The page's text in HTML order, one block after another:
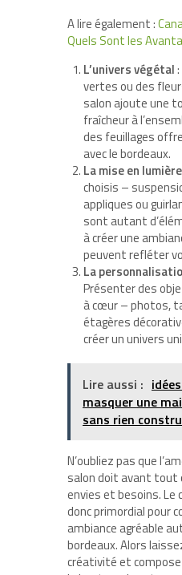
A lire également :
Quels Sont les
L’univers végétal
vertes ou des
salon ajoute une
fraîcheur à
des feuillages
avec le bordeaux.
La mise en lumière
choisis –
appliques ou
sont autant
à créer une
peuvent refléter
La
Présenter des
à cœur – photos,
étagères
créer un univers
Lire aussi :
masquer une
sans rien
N’oubliez pas que
salon doit avant tout
envies et besoins. Le
donc primordial pour
ambiance agréable
bordeaux. Alors
créativité et